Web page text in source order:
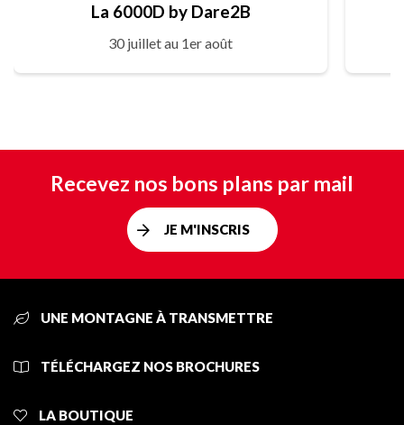
La 6000D by Dare2B
30 juillet au 1er août
Recevez nos bons plans par mail
JE M'INSCRIS
UNE MONTAGNE À TRANSMETTRE
TÉLÉCHARGEZ NOS BROCHURES
LA BOUTIQUE